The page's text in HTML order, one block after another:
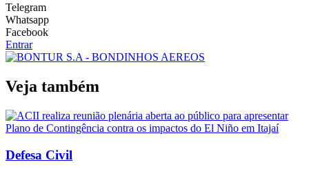
Telegram
Whatsapp
Facebook
Entrar
Veja também
Defesa Civil